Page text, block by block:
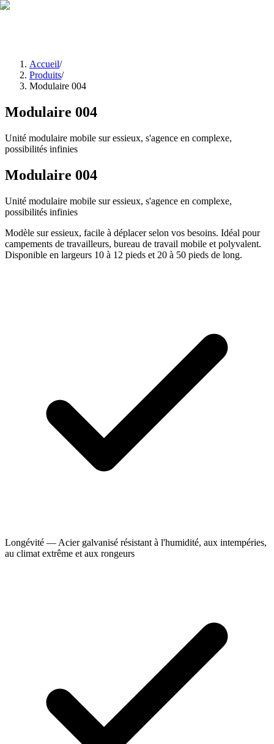
EN
Accueil/
Produits/
Modulaire 004
Modulaire 004
Unité modulaire mobile sur essieux, s'agence en complexe,
possibilités infinies
Modulaire 004
Unité modulaire mobile sur essieux, s'agence en complexe,
possibilités infinies
Modèle sur essieux, facile à déplacer selon vos besoins. Idéal pour
campements de travailleurs, bureau de travail mobile et polyvalent.
Disponible en largeurs 10 à 12 pieds et 20 à 50 pieds de long.
Longévité — Acier galvanisé résistant à l'humidité, aux intempéries,
au climat extrême et aux rongeurs